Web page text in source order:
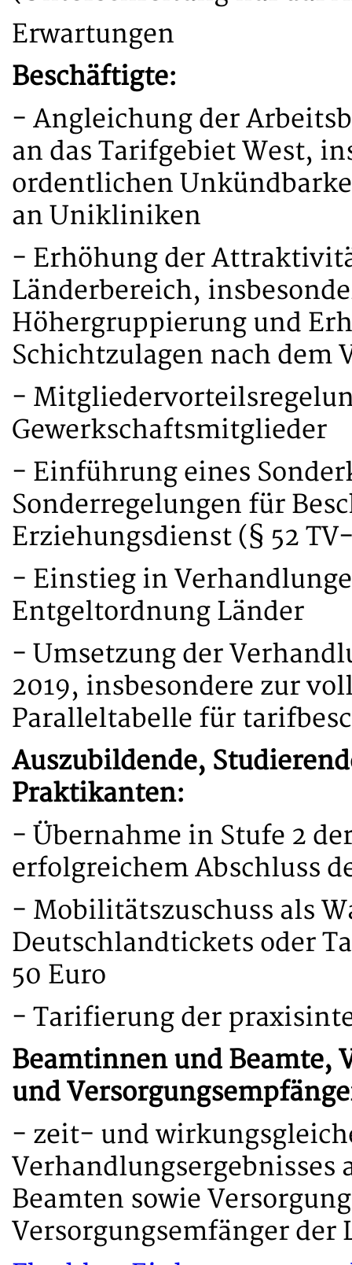
Erwartungen
Beschäftigte:
- Angleichung der
an das Tarifgebiet West,
ordentlichen
an Unikliniken
- Erhöhung der
Länderbereich,
Höhergruppierung und
Schichtzulagen nach dem
-
Gewerkschaftsmitglieder
- Einführung eines
Sonderregelungen für
Erziehungsdienst (§ 52
- Einstieg in
Entgeltordnung Länder
- Umsetzung der
2019, insbesondere zur
Paralleltabelle für
Auszubildende,
Praktikanten:
- Übernahme in Stufe 2
erfolgreichem Abschluss
- Mobilitätszuschuss als
Deutschlandtickets oder
50 Euro
- Tarifierung der
Beamtinnen und Beamte,
und
- zeit- und
Verhandlungsergebnisses
Beamten sowie
Versorgungsemfänger der